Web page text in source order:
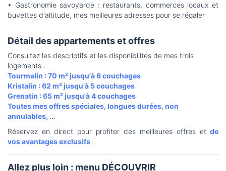
• Gastronomie savoyarde : restaurants, commerces locaux et
buvettes d'altitude, mes meilleures adresses pour se régaler
Détail des appartements et offres
Consultez les descriptifs et les disponibilités de mes trois
logements :
Tourmalin : 70 m² jusqu'à 6 couchages
Kristalin : 62 m² jusqu'à 5 couchages
Grenatin : 65 m² jusqu'à 4 couchages
Toutes mes offres spéciales, longues durées, non
annulables, ...
Réservez en direct pour profiter des meilleures offres et de
vos avantages exclusifs
Allez plus loin : menu DÉCOUVRIR